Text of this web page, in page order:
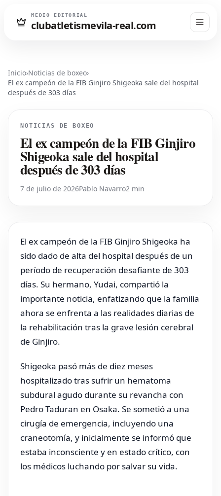
MEDIO EDITORIAL
clubatletismevila-real.com
Inicio›Noticias de boxeo›
El ex campeón de la FIB Ginjiro Shigeoka sale del hospital
después de 303 días
NOTICIAS DE BOXEO
El ex campeón de la FIB Ginjiro
Shigeoka sale del hospital
después de 303 días
7 de julio de 2026Pablo Navarro2 min
El ex campeón de la FIB Ginjiro Shigeoka ha
sido dado de alta del hospital después de un
período de recuperación desafiante de 303
días. Su hermano, Yudai, compartió la
importante noticia, enfatizando que la familia
ahora se enfrenta a las realidades diarias de
la rehabilitación tras la grave lesión cerebral
de Ginjiro.
Shigeoka pasó más de diez meses
hospitalizado tras sufrir un hematoma
subdural agudo durante su revancha con
Pedro Taduran en Osaka. Se sometió a una
cirugía de emergencia, incluyendo una
craneotomía, y inicialmente se informó que
estaba inconsciente y en estado crítico, con
los médicos luchando por salvar su vida.